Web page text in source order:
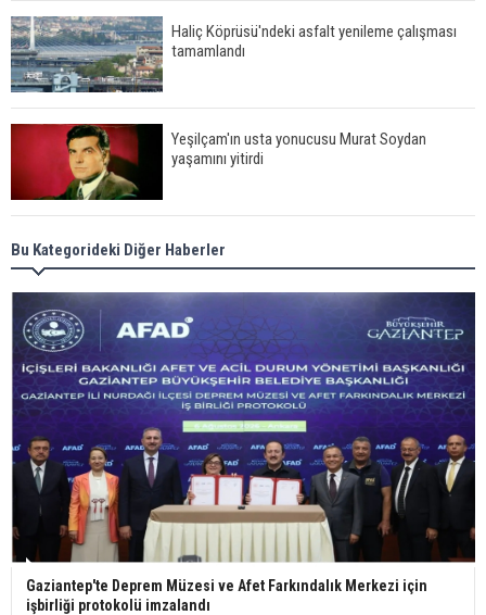
Haliç Köprüsü'ndeki asfalt yenileme çalışması
tamamlandı
Yeşilçam'ın usta yonucusu Murat Soydan
yaşamını yitirdi
Meral Akşener ile Müsavat Dervişoğlu cenazede
görüntülendi
29 Mayıs okullar tatil mi?
Bilim kurgu gerçekleşiyor... Dondurulmuş
insanları hayata döndürecek keşif
Ünlü türkücü Mahmut Tuncer estetik operasyon
geçirdi: Son hali gündem oldu
Bu Kategorideki Diğer Haberler
Gaziantep'te Deprem Müzesi ve Afet Farkındalık Merkezi için
işbirliği protokolü imzalandı